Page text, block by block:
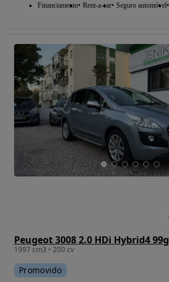
Financiamento Rent-a-car Seguro automóvel
Peugeot 3008 2.0 HDi Hybrid4 99g
1997 cm3 • 200 cv
Promovido